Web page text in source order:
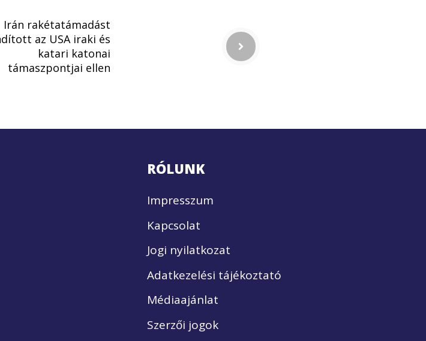
Irán rakétatámadást
az USA iraki és
katari katonai
támaszpontjai ellen
RÓLUNK
Impresszum
Kapcsolat
Jogi nyilatkozat
Adatkezelési tájékoztató
Médiaajánlat
Szerzői jogok